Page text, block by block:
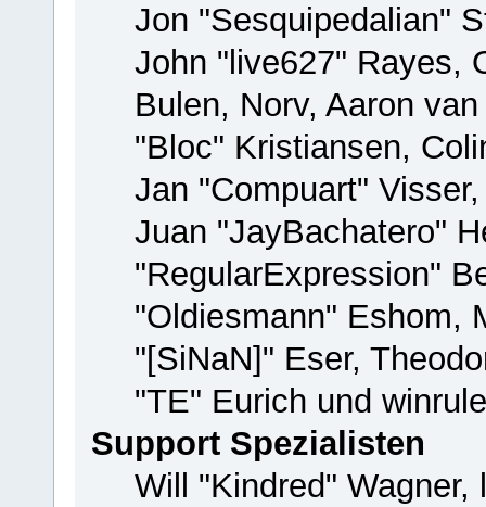
Jon "Sesquipedalian"
John "live627" Rayes,
Bulen, Norv, Aaron
"Bloc" Kristiansen,
Jan "Compuart"
Juan "JayBachatero"
"RegularExpression"
"Oldiesmann" Eshom,
"[SiNaN]" Eser,
"TE" Eurich und
Support Spezialisten
Will "Kindred"